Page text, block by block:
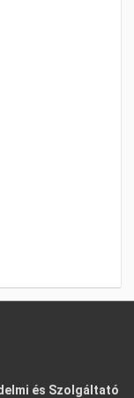
és Szolgáltató